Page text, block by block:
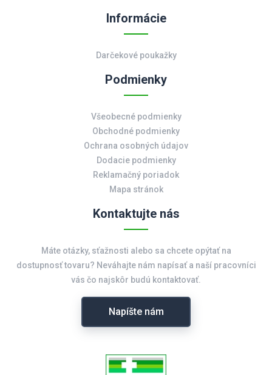
Informácie
Darčekové poukažky
Podmienky
Všeobecné podmienky
Obchodné podmienky
Ochrana osobných údajov
Dodacie podmienky
Reklamačný poriadok
Mapa stránok
Kontaktujte nás
Máte otázky, sťažnosti alebo sa chcete opýtať na
dostupnosť tovaru? Neváhajte nám napísať a naší pracovníci
vás čo najskôr budú kontaktovať.
Napíšte nám